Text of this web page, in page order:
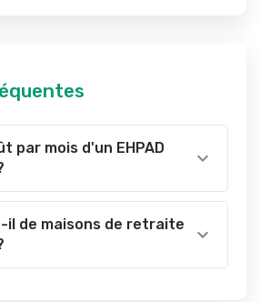
par mois d'un EHPAD
il de maisons de retraite